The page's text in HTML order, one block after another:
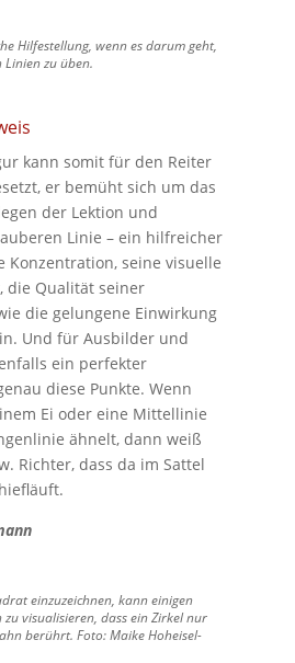
Hilfestellung, wenn es darum geht,
Linien zu üben.
kann somit für den Reiter
er bemüht sich um das
der Lektion und
Linie – ein hilfreicher
Konzentration, seine visuelle
die Qualität seiner
die gelungene Einwirkung
Und für Ausbilder und
ein perfekter
diese Punkte. Wenn
Ei oder eine Mittellinie
ähnelt, dann weiß
Richter, dass da im Sattel
einzuzeichnen, kann einigen
visualisieren, dass ein Zirkel nur
berührt. Foto: Maike Hoheisel-